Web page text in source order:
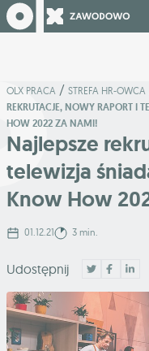
OLX PRACA / STREFA HR-OWCA
REKRUTACJE, NOWY RAPORT I
HOW 2022 ZA NAMI!
Najlepsze
telewizja
Know How
01.12.21 3 min.
Udostępnij